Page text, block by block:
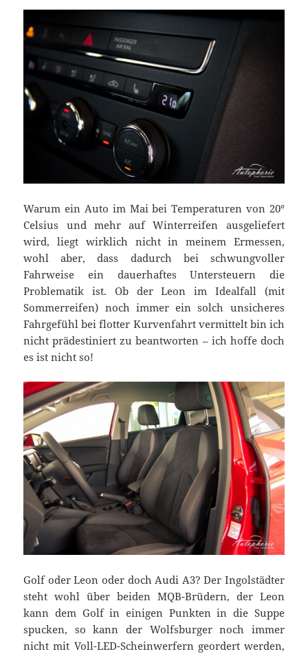
Warum ein Auto im Mai bei Temperaturen von 20°
Celsius und mehr auf Winterreifen ausgeliefert
wird, liegt wirklich nicht in meinem Ermessen,
wohl aber, dass dadurch bei schwungvoller
Fahrweise ein dauerhaftes Untersteuern die
Problematik ist. Ob der Leon im Idealfall (mit
Sommerreifen) noch immer ein solch unsicheres
Fahrgefühl bei flotter Kurvenfahrt vermittelt bin ich
nicht prädestiniert zu beantworten – ich hoffe doch
es ist nicht so!
Golf oder Leon oder doch Audi A3? Der Ingolstädter
steht wohl über beiden MQB-Brüdern, der Leon
kann dem Golf in einigen Punkten in die Suppe
spucken, so kann der Wolfsburger noch immer
nicht mit Voll-LED-Scheinwerfern geordert werden,